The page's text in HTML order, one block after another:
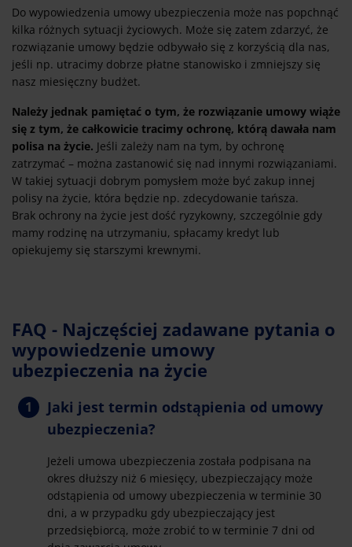
Do wypowiedzenia umowy ubezpieczenia może nas popchnąć
kilka różnych sytuacji życiowych. Może się zatem zdarzyć, że
rozwiązanie umowy będzie odbywało się z korzyścią dla nas,
jeśli np. utracimy dobrze płatne stanowisko i zmniejszy się
nasz miesięczny budżet.
Należy jednak pamiętać o tym, że rozwiązanie umowy wiąże
się z tym, że całkowicie tracimy ochronę, którą dawała nam
polisa na życie. Jeśli zależy nam na tym, by ochronę
zatrzymać – można zastanowić się nad innymi rozwiązaniami.
W takiej sytuacji dobrym pomysłem może być zakup innej
polisy na życie, która będzie np. zdecydowanie tańsza.
Brak ochrony na życie jest dość ryzykowny, szczególnie gdy
mamy rodzinę na utrzymaniu, spłacamy kredyt lub
opiekujemy się starszymi krewnymi.
FAQ - Najczęściej zadawane pytania o
wypowiedzenie umowy
ubezpieczenia na życie
Jaki jest termin odstąpienia od umowy
ubezpieczenia?
Jeżeli umowa ubezpieczenia została podpisana na
okres dłuższy niż 6 miesięcy, ubezpieczający może
odstąpienia od umowy ubezpieczenia w terminie 30
dni, a w przypadku gdy ubezpieczający jest
przedsiębiorcą, może zrobić to w terminie 7 dni od